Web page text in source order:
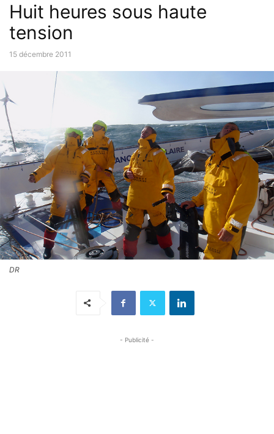
Huit heures sous haute
tension
15 décembre 2011
DR
- Publicité -